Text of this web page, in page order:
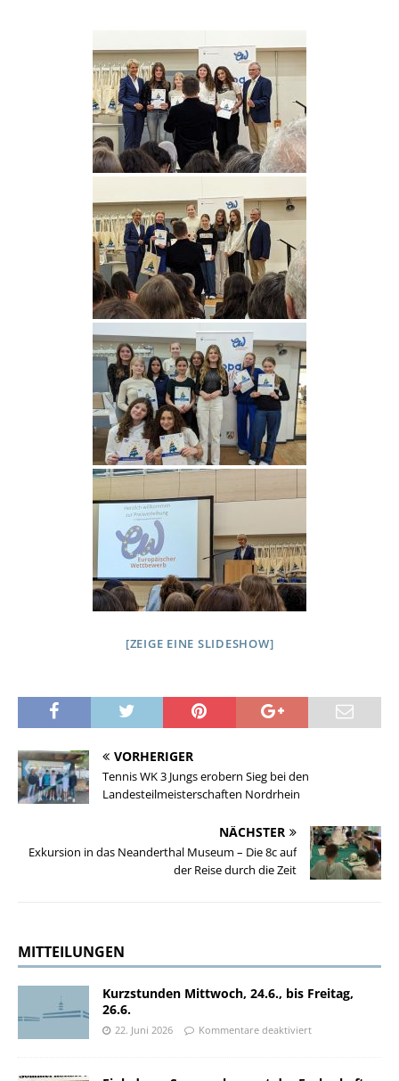
[ZEIGE EINE SLIDESHOW]
VORHERIGER
Tennis WK 3 Jungs erobern Sieg bei den
Landesteilmeisterschaften Nordrhein
NÄCHSTER
Exkursion in das Neanderthal Museum – Die 8c auf
der Reise durch die Zeit
MITTEILUNGEN
Kurzstunden Mittwoch, 24.6., bis Freitag,
26.6.
22. Juni 2026 Kommentare deaktiviert